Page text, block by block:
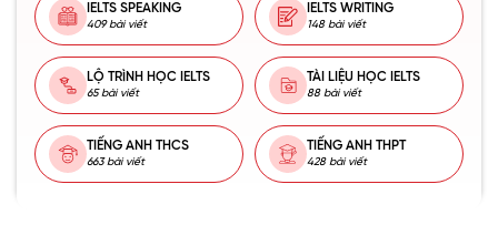
IELTS SPEAKING
409 bài viết
IELTS WRITING
148 bài viết
LỘ TRÌNH HỌC IELTS
65 bài viết
TÀI LIỆU HỌC IELTS
88 bài viết
TIẾNG ANH THCS
663 bài viết
TIẾNG ANH THPT
428 bài viết